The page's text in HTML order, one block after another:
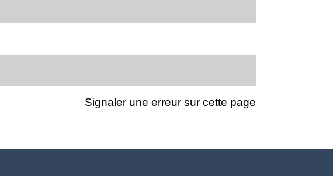
Signaler une erreur sur cette page